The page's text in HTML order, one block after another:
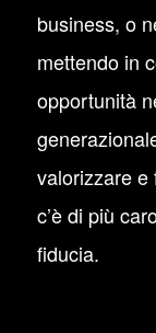
business, o
mettendo in
opportunità
valorizzare e
c’è di più
fiducia.